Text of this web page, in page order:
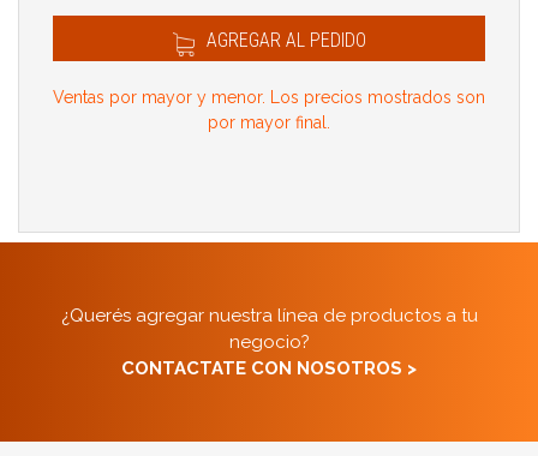
AGREGAR AL PEDIDO
Ventas por mayor y menor. Los precios mostrados son
por mayor final.
¿Querés agregar nuestra línea de productos a tu
negocio?
CONTACTATE CON NOSOTROS >